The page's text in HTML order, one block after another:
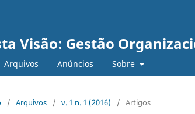
Visão: Gestão
Arquivos Anúncios Sobre
/ Arquivos / v. 1 n. 1 (2016) / Artigos